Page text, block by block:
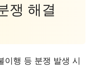
쟁 해결
이행 등 분쟁 발생 시